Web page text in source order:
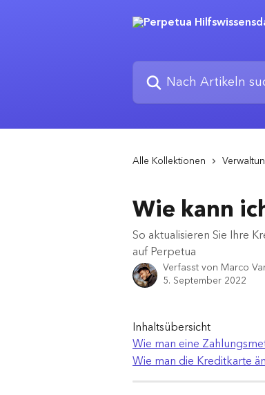
Nach Artikeln suchen …
Alle Kollektionen
Wie kann
So aktualisieren Sie Ihre
auf Perpetua
Verfasst von Marco
5. September 2022
Inhaltsübersicht
Wie man eine
Wie man die Kreditkarte